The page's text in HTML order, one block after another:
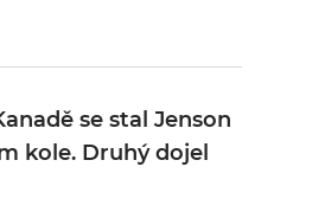
se stal Jenson
kole. Druhý dojel